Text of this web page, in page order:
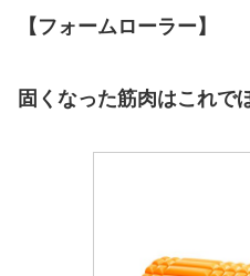
【フォームローラー】
固くなった筋肉はこれで